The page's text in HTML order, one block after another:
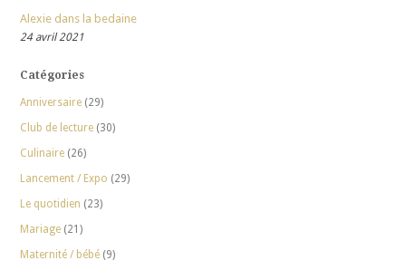
Alexie dans la bedaine
24 avril 2021
Catégories
Anniversaire(29)
Club de lecture(30)
Culinaire(26)
Lancement / Expo (29)
Le quotidien (23)
Mariage(21)
Maternité / bébé(9)